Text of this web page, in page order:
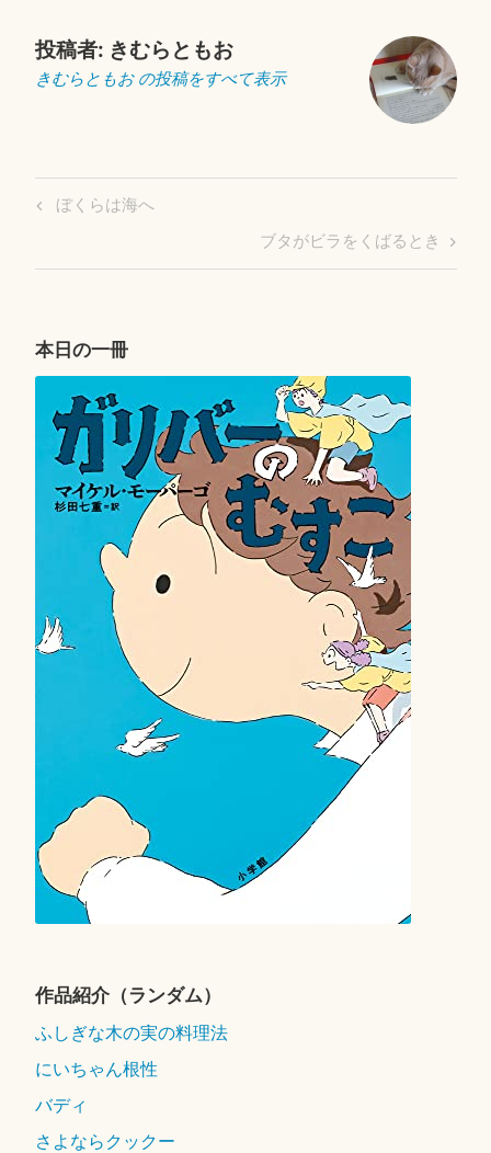
投稿者: きむらともお
きむらともお の投稿をすべて表示
投
ー
シ
ン
Previous
ぼくらは海へ
Next
Post
ブタがビラをくばるとき
本日の一冊
作品紹介（ランダム）
ふしぎな木の実の料理法
にいちゃん根性
バディ
さよならクックー